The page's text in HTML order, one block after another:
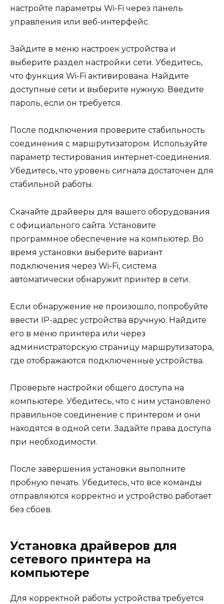
настройте параметры Wi-Fi через панель
управления или веб-интерфейс.
Зайдите в меню настроек устройства и
выберите раздел настройки сети. Убедитесь,
что функция Wi-Fi активирована. Найдите
доступные сети и выберите нужную. Введите
пароль, если он требуется.
После подключения проверите стабильность
соединения с маршрутизатором. Используйте
параметр тестирования интернет-соединения.
Убедитесь, что уровень сигнала достаточен для
стабильной работы.
Скачайте драйверы для вашего оборудования
с официального сайта. Установите
программное обеспечение на компьютер. Во
время установки выберите вариант
подключения через Wi-Fi, система
автоматически обнаружит принтер в сети.
Если обнаружение не произошло, попробуйте
ввести IP-адрес устройства вручную. Найдите
его в меню принтера или через
администраторскую страницу маршрутизатора,
где отображаются подключенные устройства.
Проверьте настройки общего доступа на
компьютере. Убедитесь, что с ним установлено
правильное соединение с принтером и они
находятся в одной сети. Задайте права доступа
при необходимости.
После завершения установки выполните
пробную печать. Убедитесь, что все команды
отправляются корректно и устройство работает
без сбоев.
Установка драйверов для
сетевого принтера на
компьютере
Для корректной работы устройства требуется